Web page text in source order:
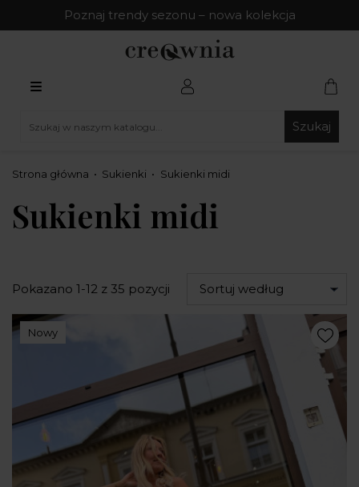
Poznaj trendy sezonu – nowa kolekcja
Szukaj
Strona główna Sukienki Sukienki midi
Sukienki midi
Pokazano 1-12 z 35 pozycji Sortuj według
Nowy